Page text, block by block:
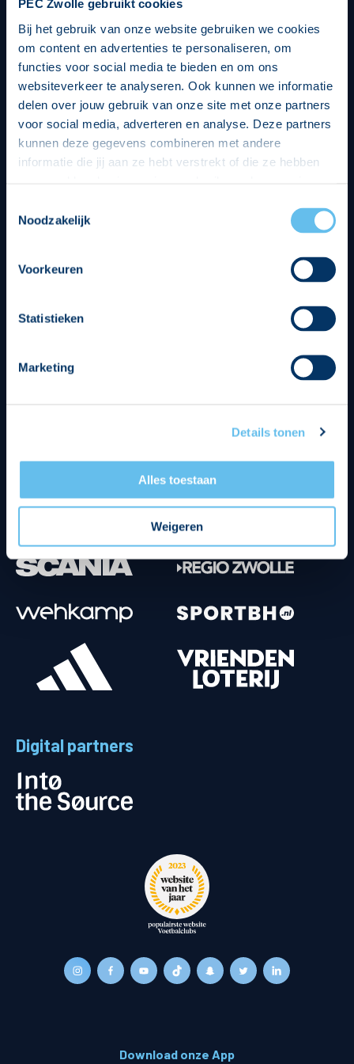
PEC Zwolle gebruikt cookies
Bij het gebruik van onze website gebruiken we cookies
om content en advertenties te personaliseren, om
functies voor social media te bieden en om ons
websiteverkeer te analyseren. Ook kunnen we informatie
delen over jouw gebruik van onze site met onze partners
voor social media, adverteren en analyse. Deze partners
kunnen deze gegevens combineren met andere
informatie die jij aan ze hebt verstrekt of die ze hebben
op een veilige en integere wijze. Je kunt je toestemming
beheren op de privacy- en cookieverklaring pagina.
Noodzakelijk
Voorkeuren
Statistieken
Marketing
Details tonen
Alles toestaan
Weigeren
Digital partners
Download onze App